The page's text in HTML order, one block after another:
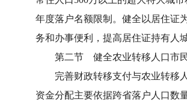
年度落户名额限制。健全以居住证
务和办事便利，提高居住证持有人
第二节 健全农业转移人口市
完善财政转移支付与农业转移
资金分配主要依据跨省落户人口数